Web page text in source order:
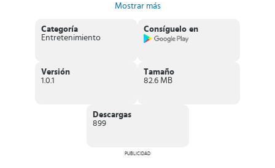
cumpleaños con el rostro de un personaje famoso
felices fiestas a la persona que selecciones. Además, tendrás acceso
Características de DeepFake
, capaz de analizar las características de 2 fotos
diferentes, a fin de crear una imagen o video muy real, capaz de
Mostrar más
Categoría
Entretenimiento
Consíguelo en
Versión
1.0.1
Tamaño
82.6 MB
Descargas
899
PUBLICIDAD